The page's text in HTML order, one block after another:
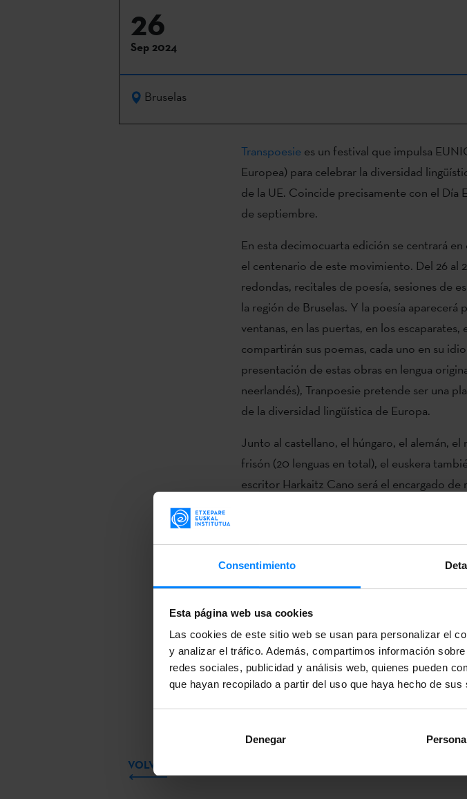
Consentimiento
Esta página web usa cookies
Las cookies de este sitio web se usan para personalizar el
y analizar el tráfico. Además, compartimos información
redes sociales, publicidad y análisis web, quienes pueden
que hayan recopilado a partir del uso que haya hecho de sus
Denegar
26
Sep 2024
Bruselas
Transpoesiees un festival que impulsa
Europea) para celebrar la diversidad
de la UE. Coincide precisamente con el Día
de septiembre.
En esta decimocuarta edición se centrará
el centenario de este movimiento. Del 26 al
redondas, recitales de poesía, sesiones de
la región de Bruselas. Y la poesía
ventanas, en las puertas, en los
compartirán sus poemas, cada uno en su
presentación de estas obras en lengua
neerlandés), Tranpoesie pretende ser una
de la diversidad lingüística de Europa.
Junto al castellano, el húngaro, el alemán,
frisón (20 lenguas en total), el euskera
escritor Harkaitz Cano será el encargado de
¿Quieres saber
literatura vasca?
Descarga gratis
libro.
VOLVER